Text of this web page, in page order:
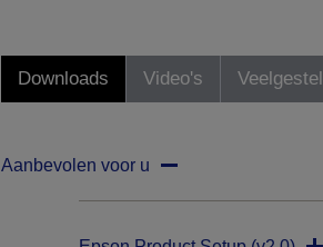
Downloads Video's
Aanbevolen voor u